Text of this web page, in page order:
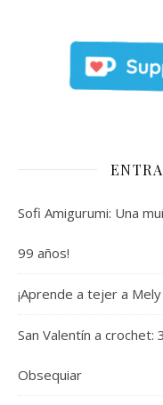
Sofi Amigurumi: Una
99 años!
¡Aprende a tejer a
San Valentín a
Obsequiar